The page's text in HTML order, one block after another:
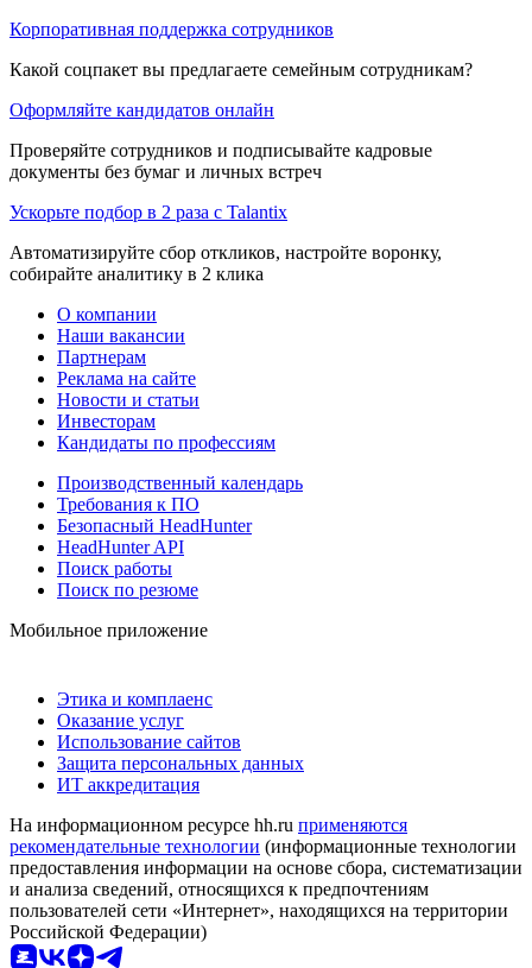
Корпоративная поддержка сотрудников
Какой соцпакет вы предлагаете семейным сотрудникам?
Оформляйте кандидатов онлайн
Проверяйте сотрудников и подписывайте кадровые
документы без бумаг и личных встреч
Ускорьте подбор в 2 раза с Talantix
Автоматизируйте сбор откликов, настройте воронку,
собирайте аналитику в 2 клика
О компании
Наши вакансии
Партнерам
Реклама на сайте
Новости и статьи
Инвесторам
Кандидаты по профессиям
Производственный календарь
Требования к ПО
Безопасный HeadHunter
HeadHunter API
Поиск работы
Поиск по резюме
Мобильное приложение
Этика и комплаенс
Оказание услуг
Использование сайтов
Защита персональных данных
ИТ аккредитация
На информационном ресурсе hh.ru применяются
рекомендательные технологии (информационные технологии
предоставления информации на основе сбора, систематизации
и анализа сведений, относящихся к предпочтениям
пользователей сети «Интернет», находящихся на территории
Российской Федерации)